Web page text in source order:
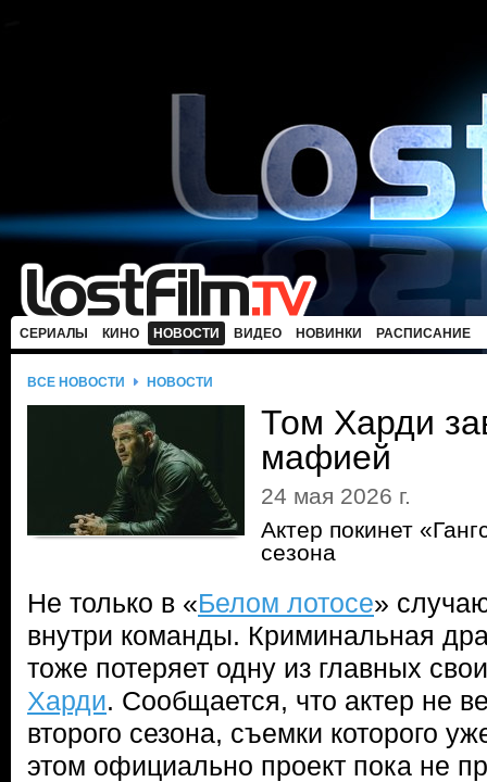
СЕРИАЛЫ КИНО НОВОСТИ ВИДЕО НОВИНКИ РАСПИСАНИЕ
ВСЕ НОВОСТИ НОВОСТИ
Том Харди
мафией
24 мая 2026 г.
Актер покинет
сезона
Не только в «Белом лотосе»
внутри команды. Криминальная
тоже потеряет одну из главных
Харди. Сообщается, что актер не
второго сезона, съемки которого
этом официально проект пока не